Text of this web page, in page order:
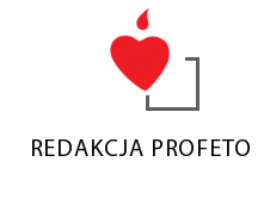
REDAKCJA PROFETO